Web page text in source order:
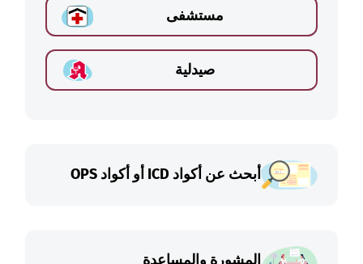
مستشفى
صيدلية
أبحث عن أكواد ICD أو أكواد OPS
المشورة والمساعدة